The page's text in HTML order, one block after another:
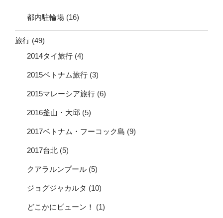
都内駐輪場 (16)
旅行 (49)
2014タイ旅行 (4)
2015ベトナム旅行 (3)
2015マレーシア旅行 (6)
2016釜山・大邱 (5)
2017ベトナム・フーコック島 (9)
2017台北 (5)
クアラルンプール (5)
ジョグジャカルタ (10)
どこかにビューン！ (1)